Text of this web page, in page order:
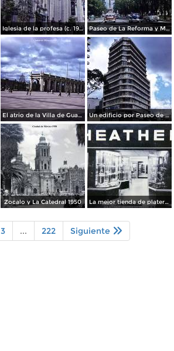
Iglesia de la profesa (c. 1950) Paseo de La Reforma y Mto a La Independencia 1950
El atrio de la Villa de Guadalupe 1950. Un edificio por Paseo de La Reforma 1950
Zocalo y La Catedral 1950 La mejor tienda de plateria.
3 ... 222 Siguiente